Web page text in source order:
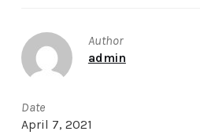
Author
admin
Date
April 7, 2021